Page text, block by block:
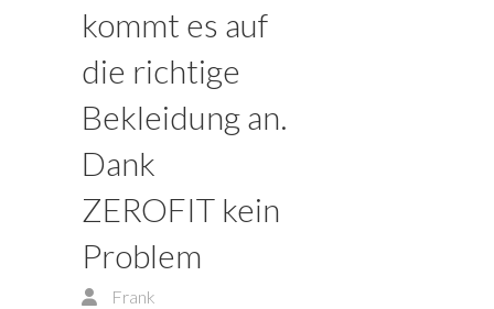
kommt es auf
die richtige
Bekleidung an.
Dank
ZEROFIT kein
Problem
Frank